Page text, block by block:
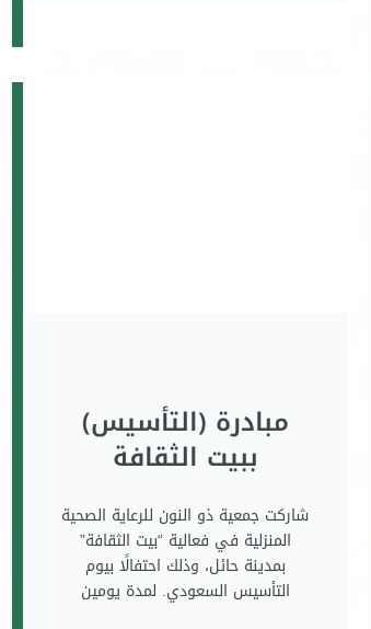
مبادرة (التأسيس)
ببيت الثقافة
شاركت جمعية ذو النون للرعاية الصحية
المنزلية في فعالية “بيت الثقافة”
بمدينة حائل، وذلك احتفالًا بيوم
التأسيس السعودي. لمدة يومين